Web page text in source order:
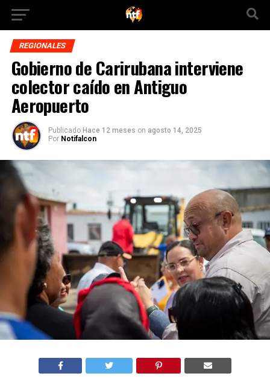
REGIONALES
Gobierno de Carirubana interviene
colector caído en Antiguo
Aeropuerto
Publicado Hace 12 meses on agosto 14, 2025
Por Notifalcon